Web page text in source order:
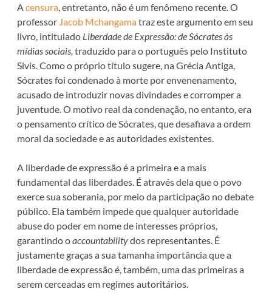
A censura , entretanto, não é um fenômeno recente. O
professor Jacob Mchangamatraz este argumento em seu
livro, intitulado Liberdade de Expressão: de Sócrates às
mídias sociais, traduzido para o português pelo Instituto
Sivis. Como o próprio título sugere, na Grécia Antiga,
Sócrates foi condenado à morte por envenenamento,
acusado de introduzir novas divindades e corromper a
juventude. O motivo real da condenação, no entanto, era
o pensamento crítico de Sócrates, que desafiava a ordem
moral da sociedade e as autoridades existentes.
A liberdade de expressão é a primeira e a mais
fundamental das liberdades. É através dela que o povo
exerce sua soberania, por meio da participação no debate
público. Ela também impede que qualquer autoridade
abuse do poder em nome de interesses próprios,
garantindo oaccountabilitydos representantes. É
justamente graças a sua tamanha importância que a
liberdade de expressão é, também, uma das primeiras a
serem cerceadas em regimes autoritários.